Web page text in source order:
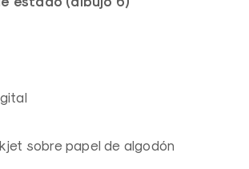
sobre papel de algodón